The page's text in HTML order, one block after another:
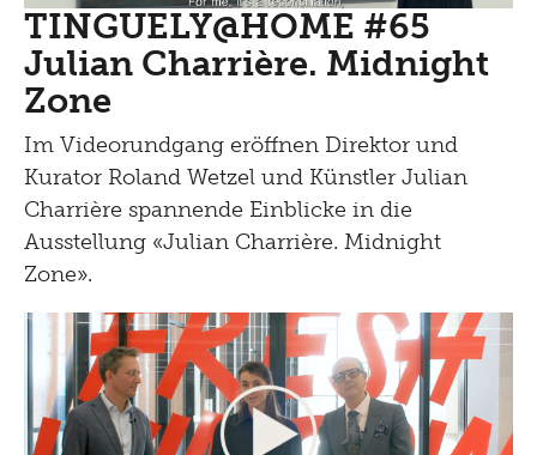
TINGUELY@HOME #65
Julian Charrière. Midnight
Zone
Im Videorundgang eröffnen Direktor und
Kurator Roland Wetzel und Künstler Julian
Charrière spannende Einblicke in die
Ausstellung «Julian Charrière. Midnight
Zone».